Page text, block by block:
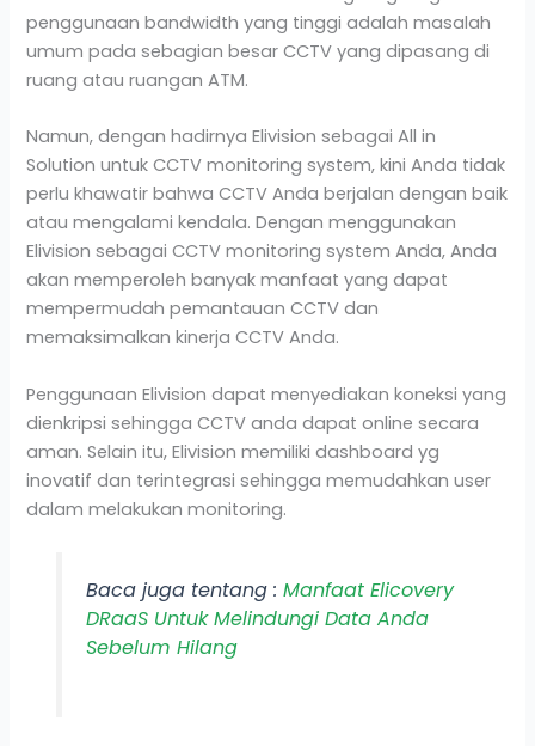
penggunaan bandwidth yang tinggi adalah masalah
umum pada sebagian besar CCTV yang dipasang di
ruang atau ruangan ATM.
Namun, dengan hadirnya Elivision sebagai All in
Solution untuk CCTV monitoring system, kini Anda tidak
perlu khawatir bahwa CCTV Anda berjalan dengan baik
atau mengalami kendala. Dengan menggunakan
Elivision sebagai CCTV monitoring system Anda, Anda
akan memperoleh banyak manfaat yang dapat
mempermudah pemantauan CCTV dan
memaksimalkan kinerja CCTV Anda.
Penggunaan Elivision dapat menyediakan koneksi yang
dienkripsi sehingga CCTV anda dapat online secara
aman. Selain itu, Elivision memiliki dashboard yg
inovatif dan terintegrasi sehingga memudahkan user
dalam melakukan monitoring.
Baca juga tentang : Manfaat Elicovery
DRaaS Untuk Melindungi Data Anda
Sebelum Hilang